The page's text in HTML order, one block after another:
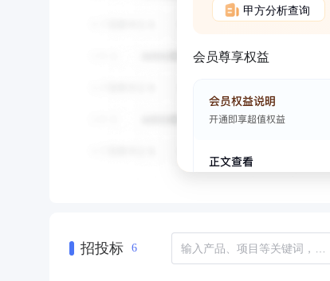
甲方分析查询
会员尊享权益
招投标 6